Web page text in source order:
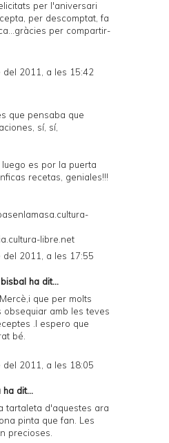
per l'aniversari
per descomptat, fa
per compartir-
del 2011, a les 15:42
que pensaba que
sí, sí,
es por la puerta
recetas, geniales!!!
libre.net
del 2011, a les 17:55
ha dit...
que per molts
obsequiar amb les teves
.I espero que
bé.
del 2011, a les 18:05
ha dit...
tartaleta d'aquestes ara
pinta que fan. Les
precioses.